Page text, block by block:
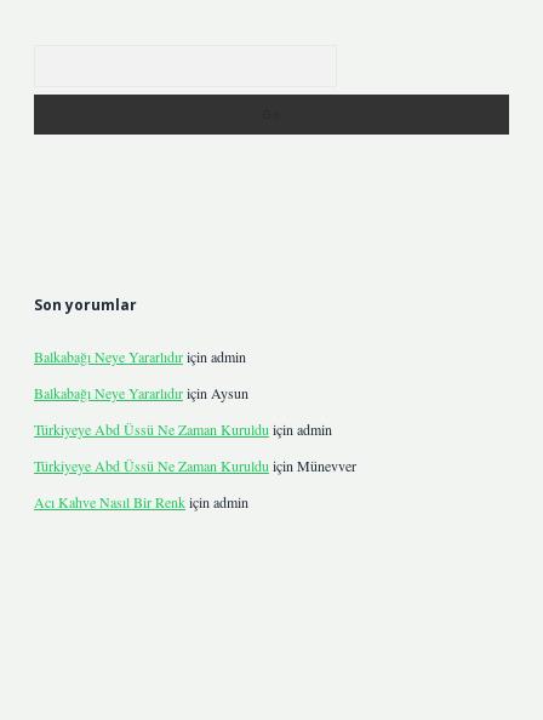
Son yorumlar
Balkabağı Neye Yararlıdıriçin admin
Balkabağı Neye Yararlıdıriçin Aysun
Türkiyeye Abd Üssü Ne Zaman Kuruldu için admin
Türkiyeye Abd Üssü Ne Zaman Kuruldu için Münevver
Acı Kahve Nasıl Bir Renkiçin admin